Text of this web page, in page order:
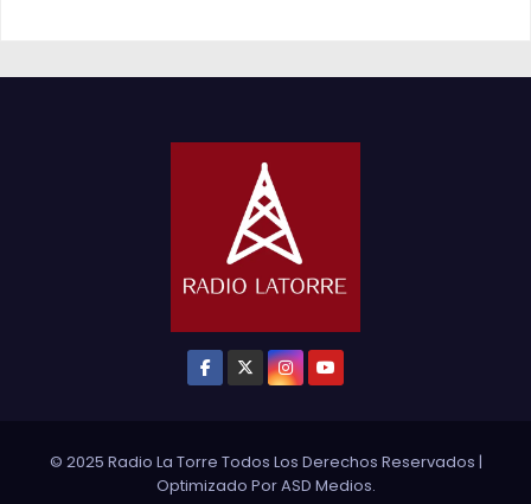
© 2025 Radio La Torre Todos Los Derechos Reservados |
Optimizado PorASD Medios.